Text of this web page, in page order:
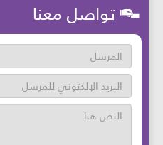
تواصل معنا